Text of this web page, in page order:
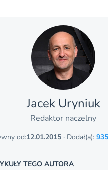
Jacek Uryniuk
Redaktor naczelny
od:12.01.2015· Dodał(a):
TEGO AUTORA